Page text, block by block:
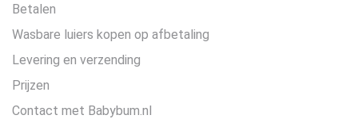
Betalen
Wasbare luiers kopen op afbetaling
Levering en verzending
Prijzen
Contact met Babybum.nl